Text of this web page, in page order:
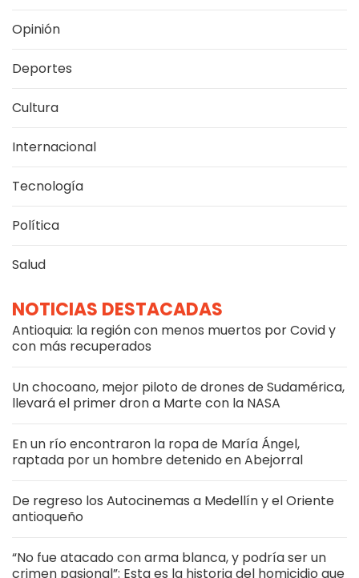
Opinión
Deportes
Cultura
Internacional
Tecnología
Política
Salud
NOTICIAS DESTACADAS
Antioquia: la región con menos muertos por Covid y
con más recuperados
Un chocoano, mejor piloto de drones de Sudamérica,
llevará el primer dron a Marte con la NASA
En un río encontraron la ropa de María Ángel,
raptada por un hombre detenido en Abejorral
De regreso los Autocinemas a Medellín y el Oriente
antioqueño
“No fue atacado con arma blanca, y podría ser un
crimen pasional”: Esta es la historia del homicidio que